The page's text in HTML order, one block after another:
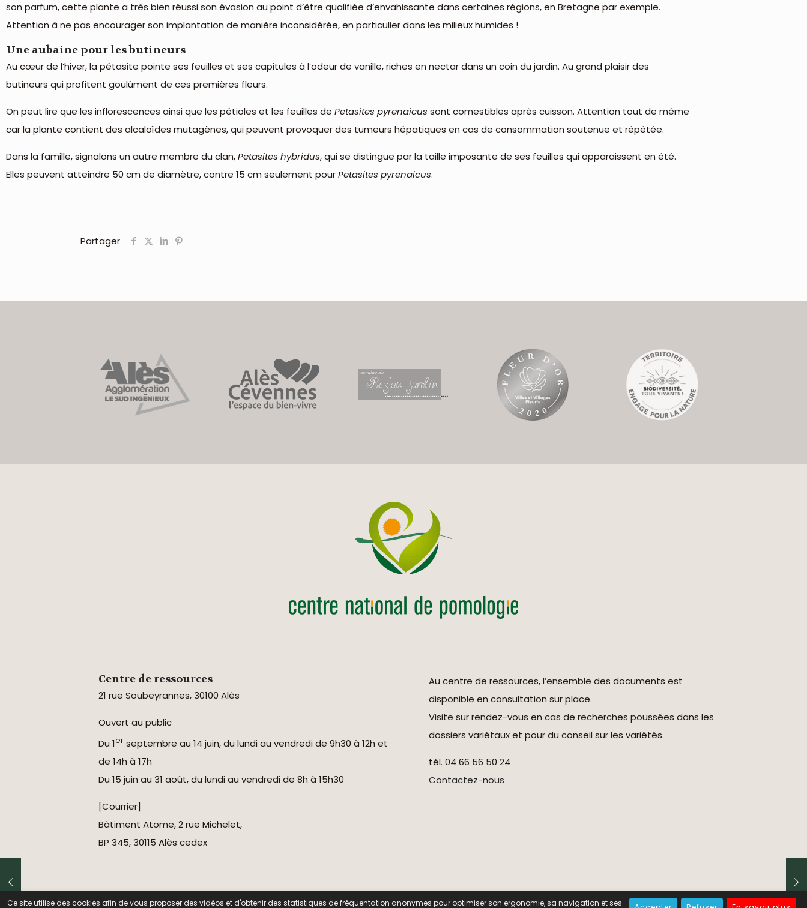
Ce site utilise des cookies afin de vous proposer des vidéos et d'obtenir des statistiques de fréquentation anonymes pour optimiser son ergonomie, sa navigation et ses
son parfum, cette plante a très bien réussi son évasion au point d’être qualifiée d’envahissante dans certaines régions, en Bretagne par exemple.
Attention à ne pas encourager son implantation de manière inconsidérée, en particulier dans les milieux humides !
Une aubaine pour les butineurs
Au cœur de l’hiver, la pétasite pointe ses feuilles et ses capitules à l’odeur de vanille, riches en nectar dans un coin du jardin. Au grand plaisir des
butineurs qui profitent goulûment de ces premières fleurs.
On peut lire que les inflorescences ainsi que les pétioles et les feuilles de Petasites pyrenaicus sont comestibles après cuisson. Attention tout de même
car la plante contient des alcaloïdes mutagènes, qui peuvent provoquer des tumeurs hépatiques en cas de consommation soutenue et répétée.
Dans la famille, signalons un autre membre du clan,Petasites hybridus, qui se distingue par la taille imposante de ses feuilles qui apparaissent en été.
Elles peuvent atteindre 50 cm de diamètre, contre 15 cm seulement pourPetasites pyrenaicus.
Partager
Centre de ressources
21 rue Soubeyrannes, 30100 Alès
Ouvert au public
Du 1er septembre au 14 juin, du lundi au vendredi de 9h30 à 12h et
de 14h à 17h
Du 15 juin au 31 août, du lundi au vendredi de 8h à 15h30
[Courrier]
Bâtiment Atome, 2 rue Michelet,
BP 345, 30115 Alès cedex
Au centre de ressources, l’ensemble des documents est
disponible en consultation sur place.
Visite sur rendez-vous en cas de recherches poussées dans les
dossiers variétaux et pour du conseil sur les variétés.
tél. 04 66 56 50 24
Contactez-nous
© 2026 Centre National de Pomologie - Données personnelles-Mentions légales-Gestion des cookies-Contact